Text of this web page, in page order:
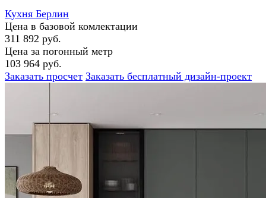
Кухня Берлин
Цена в базовой комлектации
311 892 руб.
Цена за погонный метр
103 964 руб.
Заказать просчет Заказать бесплатный дизайн-проект